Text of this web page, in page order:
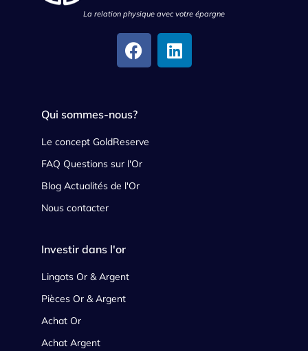
La relation physique avec votre épargne
Qui sommes-nous?
Le concept GoldReserve
FAQ Questions sur l'Or
Blog Actualités de l'Or
Nous contacter
Investir dans l'or
Lingots Or & Argent
Pièces Or & Argent
Achat Or
Achat Argent